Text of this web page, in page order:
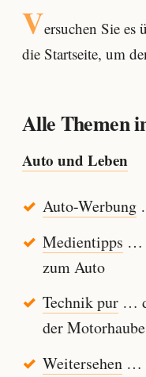
Versuchen Sie es
die Startseite, um
Alle Themen
Auto und Leben
Auto-Werbung
Medientipps …
zum Auto
Technik pur…
der
Weitersehen…